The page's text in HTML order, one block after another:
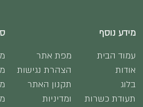
מידע נוסף
עמוד הבית
אודות
בלוג
תעודת כשרות
מפת אתר
הצהרת נגישות
תקנון האתר
ומדיניות